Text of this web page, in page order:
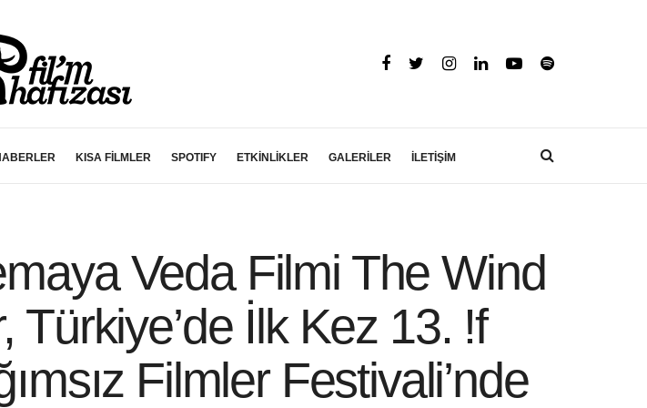
KISA FİLMLER SPOTIFY ETKİNLİKLER GALERİLER İLETİŞİM
Veda Filmi The Wind
İlk Kez 13. !f
Filmler Festivali’nde